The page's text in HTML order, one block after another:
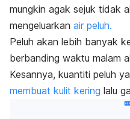
mungkin agak sejuk tidak
mengeluarkan air peluh.
Peluh akan lebih banyak
berbanding waktu malam
Kesannya, kuantiti peluh
membuat kulit kering lalu